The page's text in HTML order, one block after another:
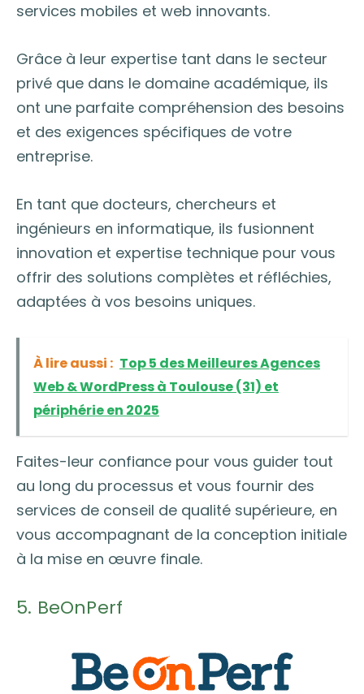
services mobiles et web innovants.
Grâce à leur expertise tant dans le secteur
privé que dans le domaine académique, ils
ont une parfaite compréhension des besoins
et des exigences spécifiques de votre
entreprise.
En tant que docteurs, chercheurs et
ingénieurs en informatique, ils fusionnent
innovation et expertise technique pour vous
offrir des solutions complètes et réfléchies,
adaptées à vos besoins uniques.
À lire aussi : Top 5 des Meilleures Agences
Web & WordPress à Toulouse (31) et
périphérie en 2025
Faites-leur confiance pour vous guider tout
au long du processus et vous fournir des
services de conseil de qualité supérieure, en
vous accompagnant de la conception initiale
à la mise en œuvre finale.
5. BeOnPerf